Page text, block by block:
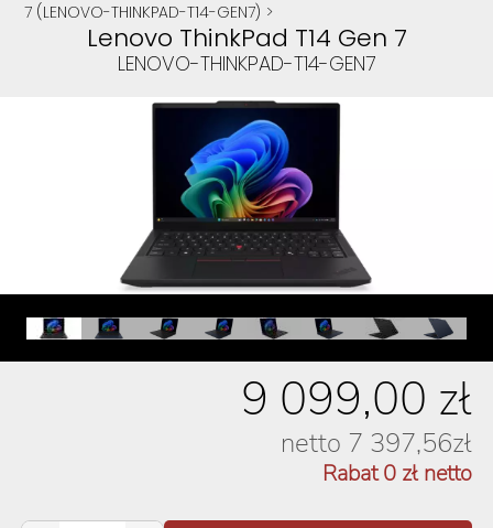
7 (LENOVO-THINKPAD-T14-GEN7) >
Lenovo ThinkPad T14 Gen 7
LENOVO-THINKPAD-T14-GEN7
9 099,00 zł
netto 7 397,56zł
Rabat0 zł netto